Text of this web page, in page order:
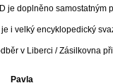
je doplněno samostatným
i velký encyklopedický
v Liberci / Zásilkovna
Pavla